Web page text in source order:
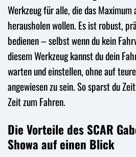
Werkzeug für alle, die das
herausholen wollen. Es ist robust,
bedienen – selbst wenn du kein
diesem Werkzeug kannst du dein
warten und einstellen, ohne auf
angewiesen zu sein. So sparst du
Zeit zum Fahren.
Die Vorteile des SCAR
Showa auf einen Blick